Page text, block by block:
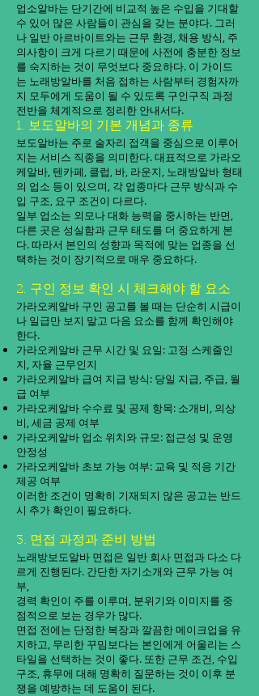
업소알바는 단기간에 비교적 높은 수입을 기대할
수 있어 많은 사람들이 관심을 갖는 분야다. 그러
나 일반 아르바이트와는 근무 환경, 채용 방식, 주
의사항이 크게 다르기 때문에 사전에 충분한 정보
를 숙지하는 것이 무엇보다 중요하다. 이 가이드
는 노래방알바를 처음 접하는 사람부터 경험자까
지 모두에게 도움이 될 수 있도록 구인구직 과정
전반을 체계적으로 정리한 안내서다.
1. 보도알바의 기본 개념과 종류
보도알바는 주로 술자리 접객을 중심으로 이루어
지는 서비스 직종을 의미한다. 대표적으로 가라오
케알바, 텐카페, 클럽, 바, 라운지, 노래방알바 형태
의 업소 등이 있으며, 각 업종마다 근무 방식과 수
입 구조, 요구 조건이 다르다.
일부 업소는 외모나 대화 능력을 중시하는 반면,
다른 곳은 성실함과 근무 태도를 더 중요하게 본
다. 따라서 본인의 성향과 목적에 맞는 업종을 선
택하는 것이 장기적으로 매우 중요하다.
2. 구인 정보 확인 시 체크해야 할 요소
가라오케알바 구인 공고를 볼 때는 단순히 시급이
나 일급만 보지 말고 다음 요소를 함께 확인해야
한다.
가라오케알바 근무 시간 및 요일: 고정 스케줄인
지, 자율 근무인지
가라오케알바 급여 지급 방식: 당일 지급, 주급, 월
급 여부
가라오케알바 수수료 및 공제 항목: 소개비, 의상
비, 세금 공제 여부
가라오케알바 업소 위치와 규모: 접근성 및 운영
안정성
가라오케알바 초보 가능 여부: 교육 및 적응 기간
제공 여부
이러한 조건이 명확히 기재되지 않은 공고는 반드
시 추가 확인이 필요하다.
3. 면접 과정과 준비 방법
노래방보도알바 면접은 일반 회사 면접과 다소 다
르게 진행된다. 간단한 자기소개와 근무 가능 여
부,
경력 확인이 주를 이루며, 분위기와 이미지를 중
점적으로 보는 경우가 많다.
면접 전에는 단정한 복장과 깔끔한 메이크업을 유
지하고, 무리한 꾸밈보다는 본인에게 어울리는 스
타일을 선택하는 것이 좋다. 또한 근무 조건, 수입
구조, 휴무에 대해 명확히 질문하는 것이 이후 분
쟁을 예방하는 데 도움이 된다.